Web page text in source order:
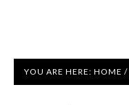
YOU ARE HERE: HOME /